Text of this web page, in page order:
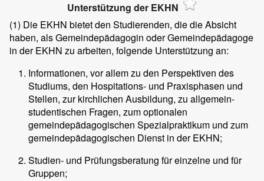
Unterstützung der EKHN
(1) Die EKHN bietet den Studierenden, die die Absicht
haben, als Gemeindepädagogin oder Gemeindepädagoge
in der EKHN zu arbeiten, folgende Unterstützung an:
Informationen, vor allem zu den Perspektiven des
Studiums, den Hospitations- und Praxisphasen und
Stellen, zur kirchlichen Ausbildung, zu allgemein-
studentischen Fragen, zum optionalen
gemeindepädagogischen Spezialpraktikum und zum
gemeindepädagogischen Dienst in der EKHN;
Studien- und Prüfungsberatung für einzelne und für
Gruppen;